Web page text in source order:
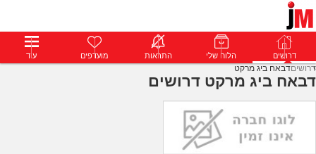
דרושים פרופילים הודעות פרימיום דרושים הלוח שלי התראות מועדפים עוד
דרושיםדבאח ביג מרקט
דבאח ביג מרקט דרושים